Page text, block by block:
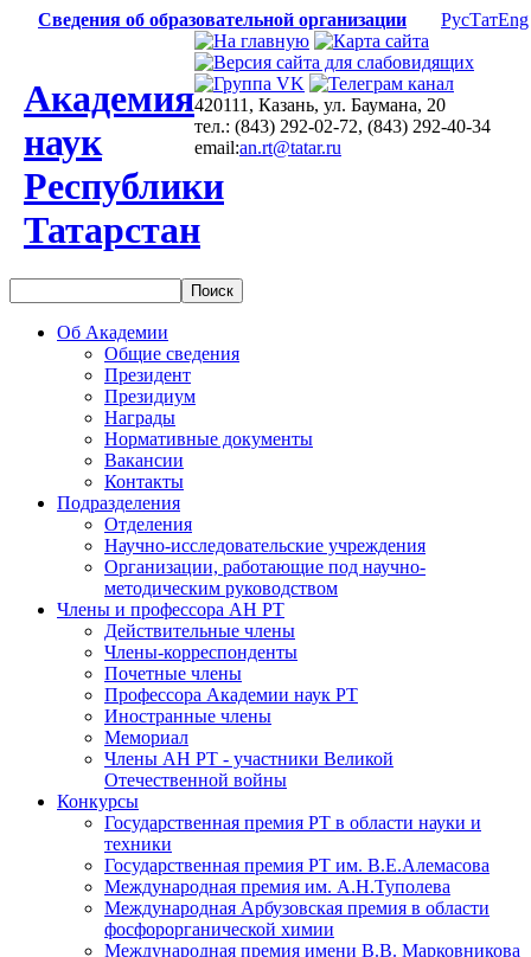
Сведения об образовательной организации РусТатEng
Академия
наук
Республики
Татарстан
420111, Казань, ул. Баумана, 20
тел.: (843) 292-02-72, (843) 292-40-34
email:an.rt@tatar.ru
Об Академии
Общие сведения
Президент
Президиум
Награды
Нормативные документы
Вакансии
Контакты
Подразделения
Отделения
Научно-исследовательские учреждения
Организации, работающие под научно-
методическим руководством
Члены и профессора АН РТ
Действительные члены
Члены-корреспонденты
Почетные члены
Профессора Академии наук РТ
Иностранные члены
Мемориал
Члены АН РТ - участники Великой
Отечественной войны
Конкурсы
Государственная премия РТ в области науки и
техники
Государственная премия РТ им. В.Е.Алемасова
Международная премия им. А.Н.Туполева
Международная Арбузовская премия в области
фосфорорганической химии
Международная премия имени В.В. Марковникова